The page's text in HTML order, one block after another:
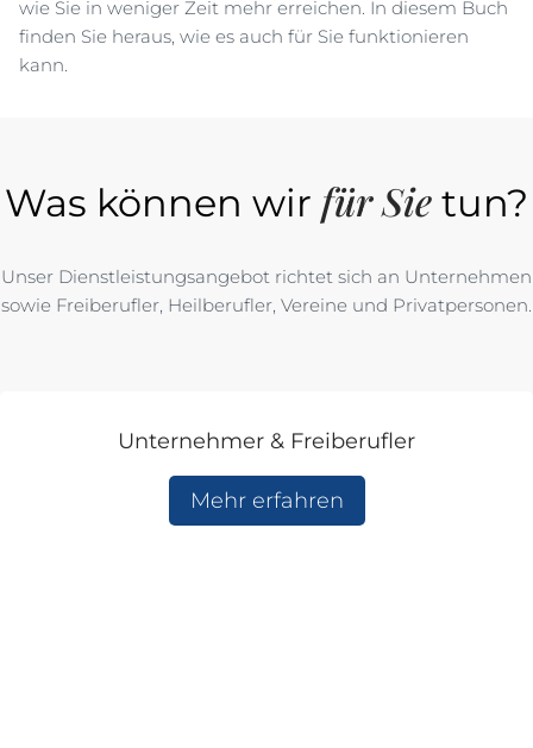
wie Sie in weniger Zeit mehr erreichen. In diesem Buch
finden Sie heraus, wie es auch für Sie funktionieren
kann.
Was können wir für Sie tun?
Unser Dienstleistungsangebot richtet sich an Unternehmen
sowie Freiberufler, Heilberufler, Vereine und Privatpersonen.
Unternehmer & Freiberufler
Mehr erfahren